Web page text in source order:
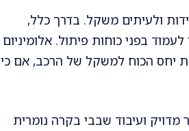
ולעיתים משקל. בדרך כלל,
בפני כוחות פיתול. אלומיניום
יחס הכוח למשקל של הרכב, אם כי
מדויק ועיבוד שבבי בקרה נומרית